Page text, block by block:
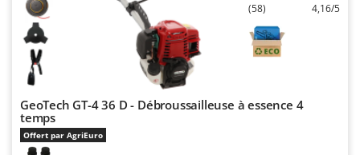
(58) 4,16/5
GeoTech GT-4 36 D - Débroussailleuse à essence 4
temps
Offert par AgriEuro